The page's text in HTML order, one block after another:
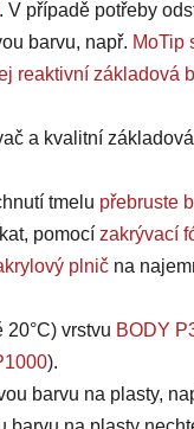
. V případě potřeby
barvu, např. MoTip
reaktivní základová
a kvalitní
tmelu přebruste
pomocí zakrývací
plnič na
vrstvu BODY
).
barvu na plasty,